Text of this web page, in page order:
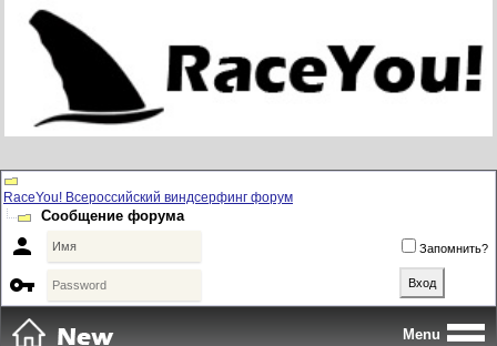
RaceYou! Всероссийский виндсерфинг форум
Сообщение форума
 Запомнить?

Menu